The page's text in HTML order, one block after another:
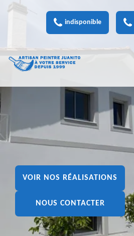
indisponible
VOIR NOS RÉALISATIONS
NOUS CONTACTER